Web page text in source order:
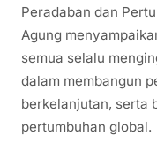
Peradaban dan
Agung
semua selalu
dalam membangun
berkelanjutan, serta
pertumbuhan global.